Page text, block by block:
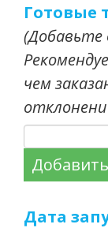
Готовые
чем
Дата